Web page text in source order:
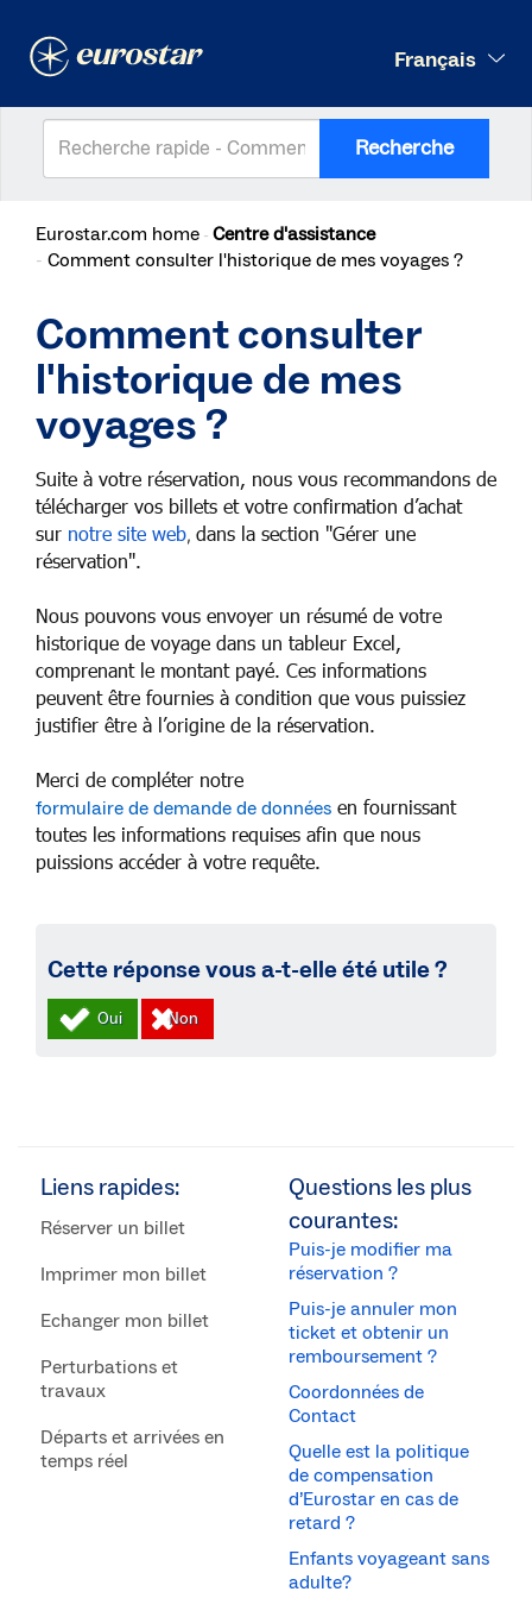
Français
Recherche
Eurostar.com home Centre d'assistance
Comment consulter l'historique de mes voyages ?
Comment consulter
l'historique de mes
voyages ?
Suite à votre réservation, nous vous recommandons de
télécharger vos billets et votre confirmation d’achat
sur notre site web, dans la section "Gérer une
réservation".
Nous pouvons vous envoyer un résumé de votre
historique de voyage dans un tableur Excel,
comprenant le montant payé. Ces informations
peuvent être fournies à condition que vous puissiez
justifier être à l’origine de la réservation.
Merci de compléter notre
formulaire de demande de données en fournissant
toutes les informations requises afin que nous
puissions accéder à votre requête.
Cette réponse vous a-t-elle été utile ?
Liens rapides:
Réserver un billet
Imprimer mon billet
Echanger mon billet
Perturbations et
travaux
Départs et arrivées en
temps réel
Questions les plus
courantes:
Puis-je modifier ma
réservation ?
Puis-je annuler mon
ticket et obtenir un
remboursement ?
Coordonnées de
Contact
Quelle est la politique
de compensation
d’Eurostar en cas de
retard ?
Enfants voyageant sans
adulte?